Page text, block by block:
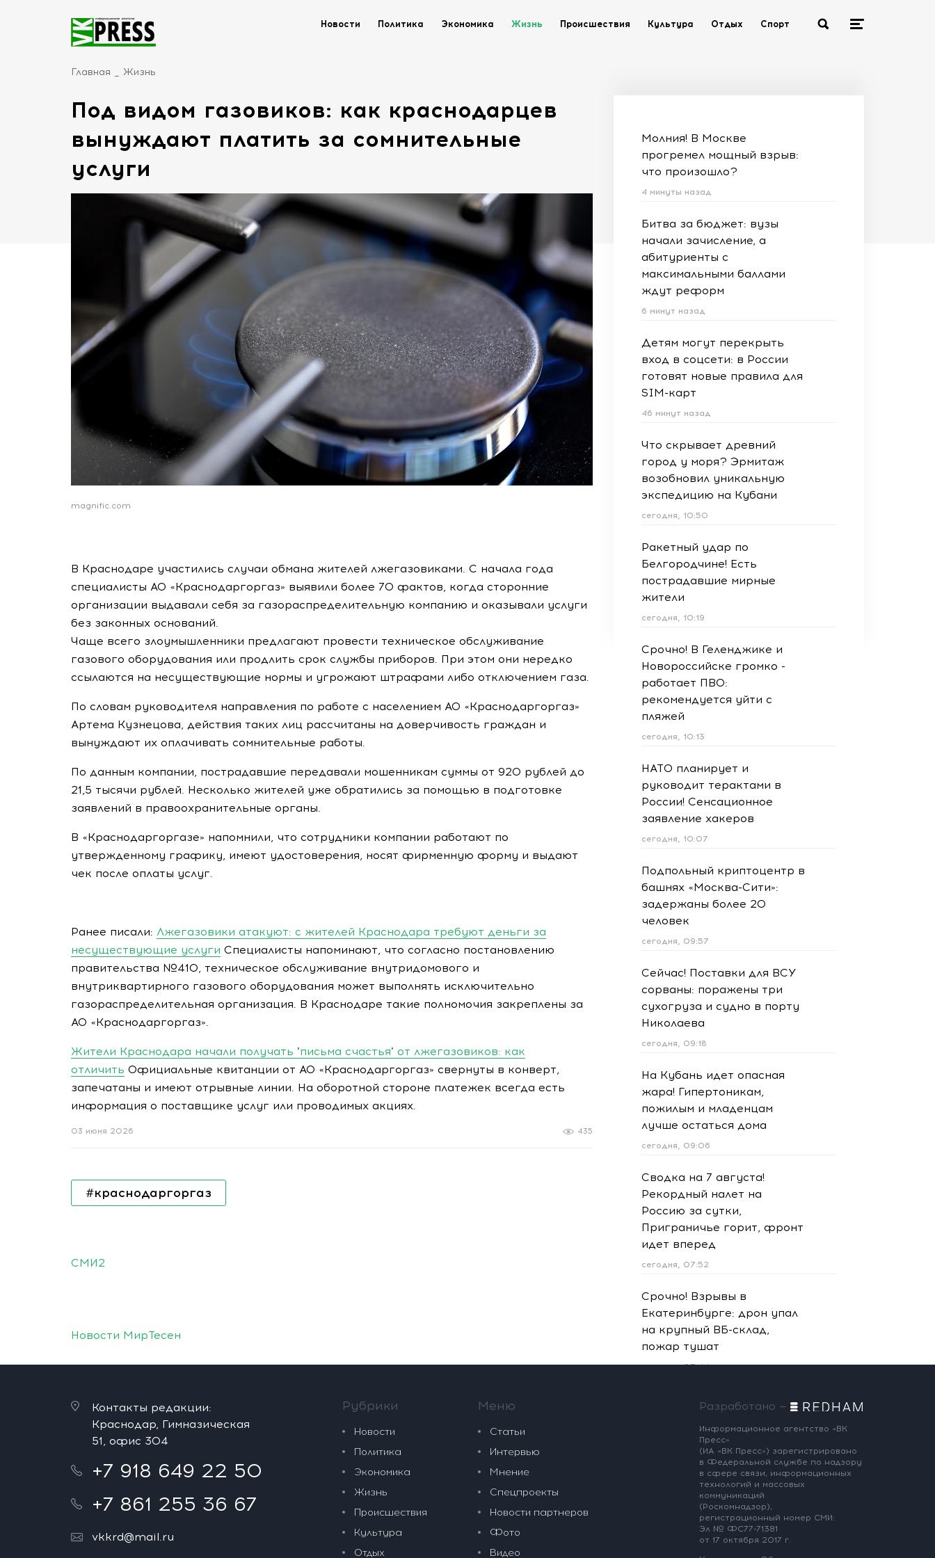
Новости Политика Экономика Жизнь Происшествия Культура Отдых Спорт
Главная Жизнь
Под видом газовиков: как краснодарцев
вынуждают платить за сомнительные
услуги
magnific.com
В Краснодаре участились случаи обмана жителей лжегазовиками. С начала года
специалисты АО «Краснодаргоргаз» выявили более 70 фактов, когда сторонние
организации выдавали себя за газораспределительную компанию и оказывали услуги
без законных оснований.
Чаще всего злоумышленники предлагают провести техническое обслуживание
газового оборудования или продлить срок службы приборов. При этом они нередко
ссылаются на несуществующие нормы и угрожают штрафами либо отключением газа.
По словам руководителя направления по работе с населением АО «Краснодаргоргаз»
Артема Кузнецова, действия таких лиц рассчитаны на доверчивость граждан и
вынуждают их оплачивать сомнительные работы.
По данным компании, пострадавшие передавали мошенникам суммы от 920 рублей до
21,5 тысячи рублей. Несколько жителей уже обратились за помощью в подготовке
заявлений в правоохранительные органы.
В «Краснодаргоргазе» напомнили, что сотрудники компании работают по
утвержденному графику, имеют удостоверения, носят фирменную форму и выдают
чек после оплаты услуг.
Ранее писали: Лжегазовики атакуют: с жителей Краснодара требуют деньги за
несуществующие услуги Специалисты напоминают, что согласно постановлению
правительства №410, техническое обслуживание внутридомового и
внутриквартирного газового оборудования может выполнять исключительно
газораспределительная организация. В Краснодаре такие полномочия закреплены за
АО «Краснодаргоргаз».
Жители Краснодара начали получать "письма счастья" от лжегазовиков: как
отличить Официальные квитанции от АО «Краснодаргоргаз» свернуты в конверт,
запечатаны и имеют отрывные линии. На оборотной стороне платежек всегда есть
информация о поставщике услуг или проводимых акциях.
435
03 июня 2026
#краснодаргоргаз
Молния! В Москве
прогремел мощный взрыв:
что произошло?
4 минуты назад
Битва за бюджет: вузы
начали зачисление, а
абитуриенты с
максимальными баллами
ждут реформ
6 минут назад
Детям могут перекрыть
вход в соцсети: в России
готовят новые правила для
SIM-карт
46 минут назад
Что скрывает древний
город у моря? Эрмитаж
возобновил уникальную
экспедицию на Кубани
сегодня, 10:50
Ракетный удар по
Белгородчине! Есть
пострадавшие мирные
жители
сегодня, 10:19
Срочно! В Геленджике и
Новороссийске громко -
работает ПВО:
рекомендуется уйти с
пляжей
сегодня, 10:13
НАТО планирует и
руководит терактами в
России! Сенсационное
заявление хакеров
сегодня, 10:07
Подпольный криптоцентр в
башнях «Москва-Сити»:
задержаны более 20
человек
сегодня, 09:57
Сейчас! Поставки для ВСУ
сорваны: поражены три
сухогруза и судно в порту
Николаева
сегодня, 09:18
На Кубань идет опасная
жара! Гипертоникам,
пожилым и младенцам
лучше остаться дома
сегодня, 09:06
Сводка на 7 августа!
Рекордный налет на
Россию за сутки,
Приграничье горит, фронт
идет вперед
сегодня, 07:52
Срочно! Взрывы в
Екатеринбурге: дрон упал
на крупный ВБ-склад,
пожар тушат
сегодня, 07:44
СМИ2
Новости МирТесен
Контакты редакции:
Краснодар, Гимназическая
51, офис 304
+7 918 649 22 50
+7 861 255 36 67
vkkrd@mail.ru
Рубрики
Новости
Политика
Экономика
Жизнь
Происшествия
Культура
Отдых
Меню
Статьи
Интервью
Мнение
Спецпроекты
Новости партнеров
Фото
Видео
Разработано —
Информационное агентство «ВК
Пресс»
(ИА «ВК Пресс») зарегистрировано
в Федеральной службе по надзору
в сфере связи, информационных
технологий и массовых
коммуникаций
(Роскомнадзор),
регистрационный номер СМИ:
Эл № ФС77-71381
от 17 октября 2017 г.